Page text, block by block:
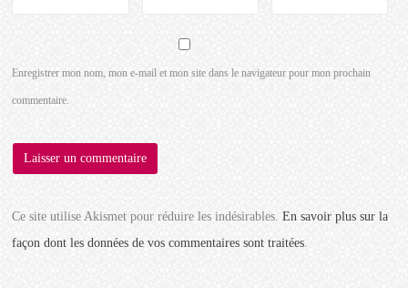
Enregistrer mon nom, mon e-mail et mon site dans le navigateur pour mon prochain
commentaire.
Ce site utilise Akismet pour réduire les indésirables.En savoir plus sur la
façon dont les données de vos commentaires sont traitées.